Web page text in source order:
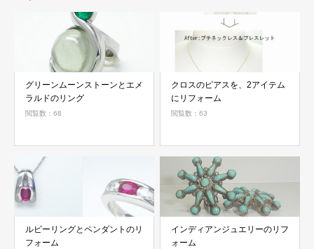
グリーンムーンストーンとエメ
ラルドのリング
閲覧数：68
クロスのピアスを、2アイテム
にリフォーム
閲覧数：63
ルビーリングとペンダントのリ
フォーム
インディアンジュエリーのリフ
ォーム